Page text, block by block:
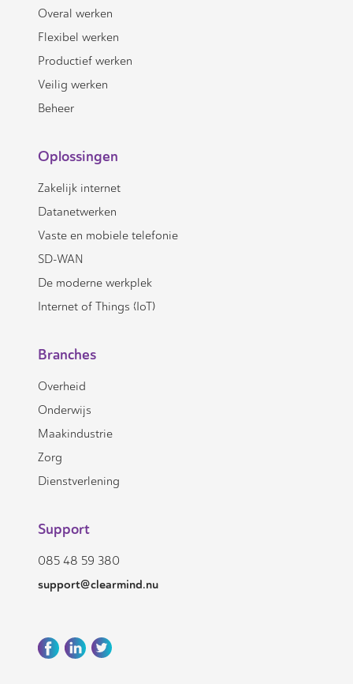
Overal werken
Flexibel werken
Productief werken
Veilig werken
Beheer
Oplossingen
Zakelijk internet
Datanetwerken
Vaste en mobiele telefonie
SD-WAN
De moderne werkplek
Internet of Things (IoT)
Branches
Overheid
Onderwijs
Maakindustrie
Zorg
Dienstverlening
Support
085 48 59 380
support@clearmind.nu